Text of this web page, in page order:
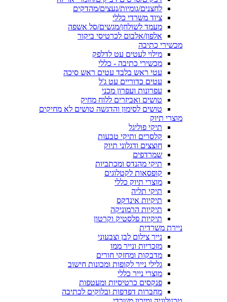
לחצנים/גומיות/נעצים/מהדקים
ציוד משרדי כללי
מעמד לשולחן/מגשים/סל אשפה
אלפון/אלבום לכרטיסי ביקור
מכשירי כתיבה
מילוי לעטים עט לדלפק
מכשירי כתיבה - כללי
עטי ראש בלבד עטים ראש סיכה
עטים כדוריים עט ג'ל
עפרונות ועפרון מכני
טושים ואביזרים ללוח מחיק
טושים לסימון והדגשה טושים לא מחיקים
מוצרי תיוק
תיקי פוליגל
קלסרים ותיקי טבעות
חוצצים ודגלוני תיוק
שמרדפים
תיקי מהנדס ומכתביות
קופסאות לקטלוגים
מוצרי תיוק כללי
תיקי תליה
תיקיות אינדקס
תיקיות הרמוניקה
תיקיות פלסטיק וקרטון
ניירת משרדית
נייר צילום לבן וצבעוני
מזכריות ונייר ממו
מדבקות ומחזקי חורים
גלילי נייר לקופות ומכונות חישוב
מוצרי נייר כללי
פנקסים כרטיסיות ומעטפות
מחברות דפדפות ובלוקים לכתיבה